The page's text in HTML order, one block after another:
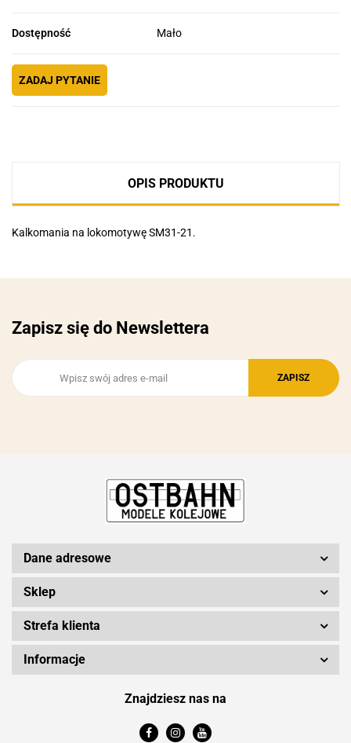
Dostępność Mało
ZADAJ PYTANIE
OPIS PRODUKTU
Kalkomania na lokomotywę SM31-21.
Zapisz się do Newslettera
Dane adresowe
Sklep
Strefa klienta
Informacje
Znajdziesz nas na